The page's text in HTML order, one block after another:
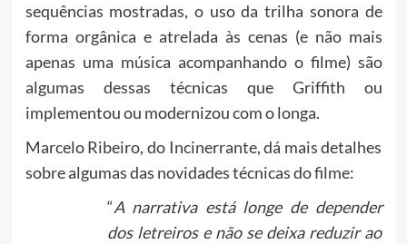
sequências mostradas, o uso da trilha sonora de
forma orgânica e atrelada às cenas (e não mais
apenas uma música acompanhando o filme) são
algumas dessas técnicas que Griffith ou
implementou ou modernizou com o longa.
Marcelo Ribeiro, do Incinerrante, dá mais detalhes
sobre algumas das novidades técnicas do filme:
“A narrativa está longe de depender
dos letreiros e não se deixa reduzir ao